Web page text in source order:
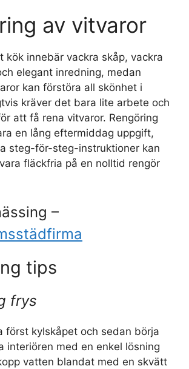
av vitvaror
kök innebär vackra skåp, vackra
elegant inredning, medan
kan förstöra all skönhet i
kräver det bara lite arbete och
att få rena vitvaror. Rengöring
en lång eftermiddag uppgift,
steg-för-steg-instruktioner kan
fläckfria på en nolltid rengör
–
tips
frys
först kylskåpet och sedan börja
interiören med en enkel lösning
vatten blandat med en skvätt